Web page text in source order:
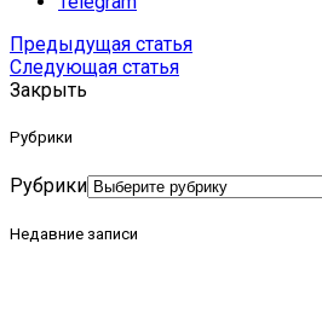
Предыдущая статья
Следующая статья
Закрыть
Рубрики
Рубрики
Недавние записи